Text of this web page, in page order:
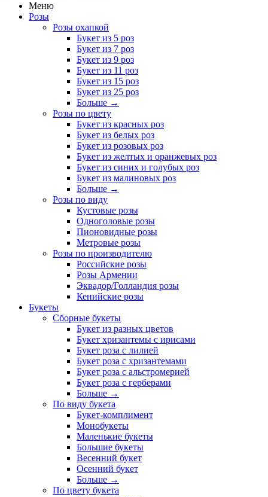
Меню
Розы
Розы охапкой
Букет из 5 роз
Букет из 7 роз
Букет из 9 роз
Букет из 11 роз
Букет из 15 роз
Букет из 25 роз
Больше →
Розы по цвету
Букет из красных роз
Букет из белых роз
Букет из розовых роз
Букет из желтых и оранжевых роз
Букет из синих и голубых роз
Букет из малиновых роз
Больше →
Розы по виду
Кустовые розы
Одноголовые розы
Пионовидные розы
Метровые розы
Розы по производителю
Российские розы
Розы Армении
Эквадор/Голландия розы
Кенийские розы
Букеты
Сборные букеты
Букет из разных цветов
Букет хризантемы с ирисами
Букет роза с лилией
Букет роза с хризантемами
Букет роза с альстромерией
Букет роза с герберами
Больше →
По виду букета
Букет-комплимент
Монобукеты
Маленькие букеты
Большие букеты
Весенний букет
Осенний букет
Больше →
По цвету букета